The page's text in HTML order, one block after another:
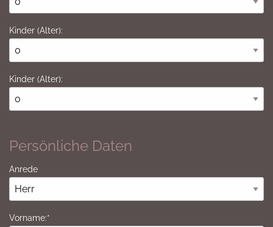
Kinder (Alter):
Kinder (Alter):
Persönliche Daten
Anrede
Vorname:*